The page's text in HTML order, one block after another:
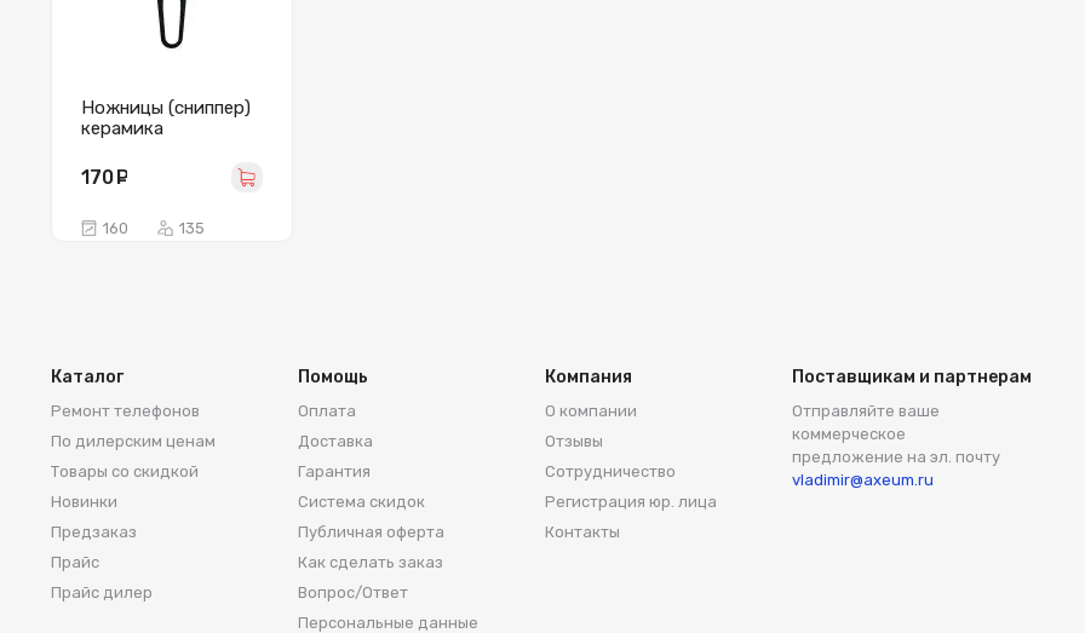
Ножницы (сниппер)
керамика
170
160 135
Каталог
Ремонт телефонов
По дилерским ценам
Товары со скидкой
Новинки
Предзаказ
Прайс
Прайс дилер
Помощь
Оплата
Доставка
Гарантия
Система скидок
Публичная оферта
Как сделать заказ
Вопрос/Ответ
Персональные данные
Компания
О компании
Отзывы
Сотрудничество
Регистрация юр. лица
Контакты
Поставщикам и партнерам
Отправляйте ваше
коммерческое
предложение на эл. почту
vladimir@axeum.ru